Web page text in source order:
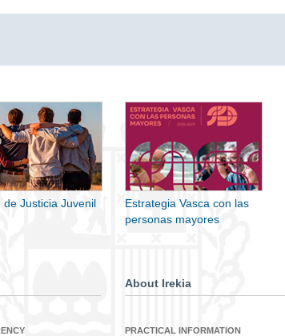
de Justicia Juvenil
Estrategia Vasca con las
personas mayores
About Irekia
PRACTICAL INFORMATION